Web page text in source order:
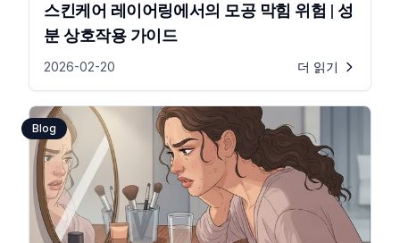
스킨케어 레이어링에서의 모공 막힘 위험 | 성
분 상호작용 가이드
2026-02-20 더 읽기
Blog